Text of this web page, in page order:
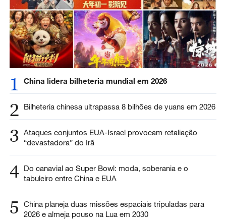
1 China lidera bilheteria mundial em 2026
2 Bilheteria chinesa ultrapassa 8 bilhões de yuans em 2026
3 Ataques conjuntos EUA-Israel provocam retaliação
“devastadora” do Irã
4 Do canavial ao Super Bowl: moda, soberania e o
tabuleiro entre China e EUA
5
China planeja duas missões espaciais tripuladas para
2026 e almeja pouso na Lua em 2030